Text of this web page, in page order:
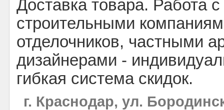
Доставка товара. Работа
строительными
отделочников, частными
дизайнерами -
гибкая система скидок.
г. Краснодар, ул.